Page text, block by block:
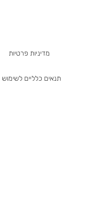
מדיניות פרטיות
תנאים כלליים לשימוש